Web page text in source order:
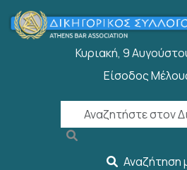
Παράκαμψη προς το κυρίως
Κυριακή, 9
User
Είσοδος
Αναζήτηση